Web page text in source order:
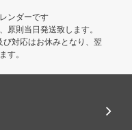
ンダーです
原則当日発送致します。
対応はお休みとなり、翌
す。